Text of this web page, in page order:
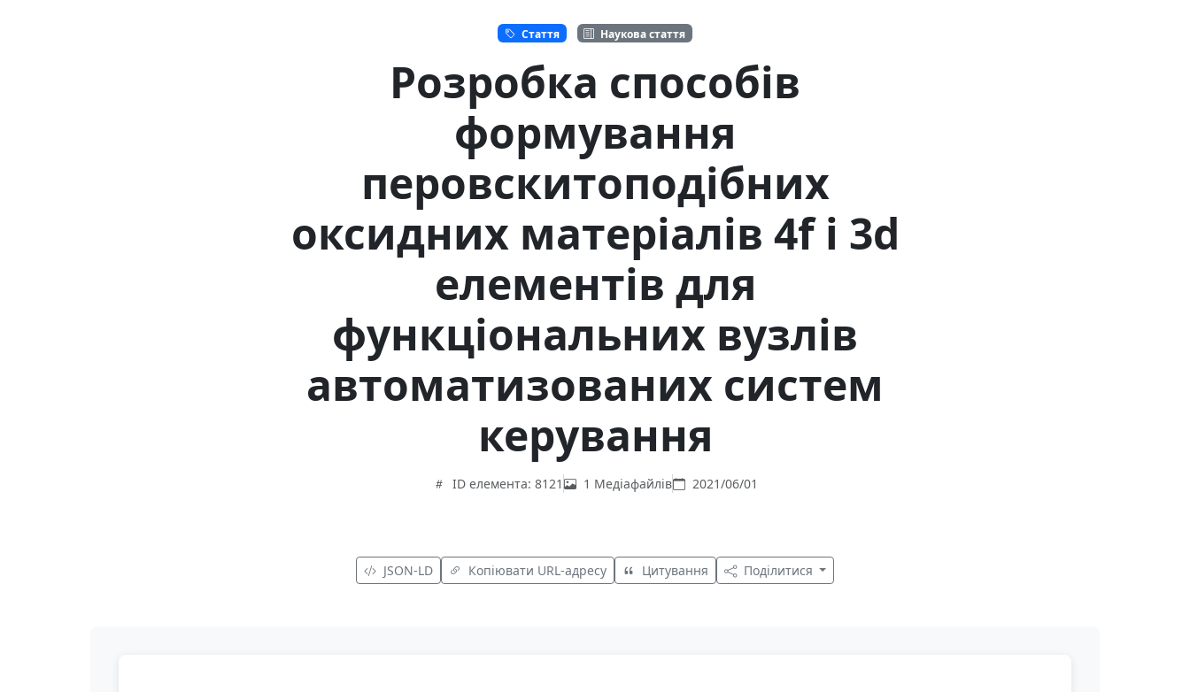
Стаття Наукова стаття
Розробка способів
формування
перовскитоподібних
оксидних матеріалів 4f і 3d
елементів для
функціональних вузлів
автоматизованих систем
керування
ID елемента: 8121 1 Медіафайлів 2021/06/01
JSON-LD Копіювати URL-адресу Цитування Поділитися